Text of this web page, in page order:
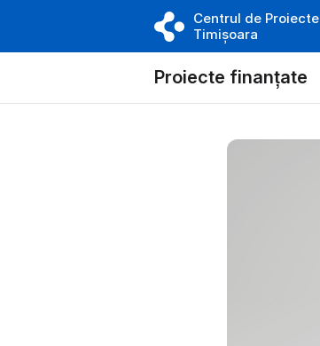
Centrul de Proiecte
Timișoara
Proiecte finanțate